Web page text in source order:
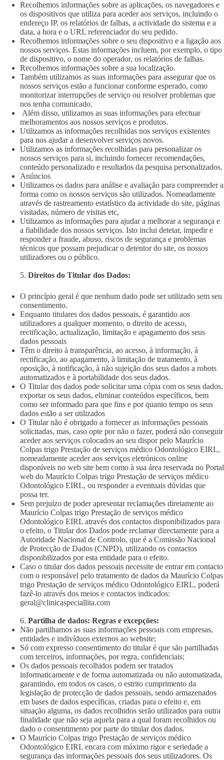
Recolhemos informações sobre as aplicações, os navegadores e
os dispositivos que utiliza para aceder aos serviços, incluindo o
endereço IP, os relatórios de falhas, a actividade do sistema e a
data, a hora e o URL referenciador do seu pedido.
Recolhemos informações sobre o seu dispositivo e a ligação aos
nossos serviços. Estas informações incluem, por exemplo, o tipo
de dispositivo, o nome do operador, os relatórios de falhas.
Recolhemos informações sobre a sua localização.
Também utilizamos as suas informações para assegurar que os
nossos serviços estão a funcionar conforme esperado, como
monitorizar interrupções de serviço ou resolver problemas que
nos tenha comunicado.
Além disso, utilizamos as suas informações para efectuar
melhoramentos aos nossos serviços e produtos.
Utilizamos as informações recolhidas nos serviços existentes
para nos ajudar a desenvolver serviços novos.
Utilizamos as informações recolhidas para personalizar os
nossos serviços para si, incluindo fornecer recomendações,
conteúdo personalizado e resultados da pesquisa personalizados.
Anúncios
Utilizamos os dados para análise e avaliação para compreender a
forma como os nossos serviços são utilizados. Nomeadamente
através de rastreamento estatístico da actividade do site, páginas
visitadas, número de visitas etc,
Utilizamos as informações para ajudar a melhorar a segurança e
a fiabilidade dos nossos serviços. Isto inclui detetar, impedir e
responder a fraude, abuso, riscos de segurança e problemas
técnicos que possam prejudicar o detentor do site, os nossos
utilizadores ou o público.
5. Direitos do Titular dos Dados:
O princípio geral é que nenhum dado pode ser utilizado sem seu
consentimento.
Enquanto titulares dos dados pessoais, é garantido aos
utilizadores a qualquer momento, o direito de acesso,
rectificação, actualização, limitação e apagamento dos seus
dados pessoais
Têm o direito à transparência, ao acesso, à informação, à
rectificação, ao apagamento, à limitação de tratamento, à
oposição, à notificação, à não sujeição dos seus dados a robots
automatizados e à portabilidade dos seus dados.
O Titular dos dados pode solicitar uma cópia com os seus dados,
exportar os seus dados, eliminar conteúdos específicos, bem
como ser informado para que fins e por quanto tempo os seus
dados estão a ser utilizados
O Titular não é obrigado a fornecer as informações pessoais
solicitadas, mas, caso opte por não o fazer, poderá não conseguir
aceder aos serviços colocados ao seu dispor pelo Maurício
Colpas trigo Prestação de serviços médico Odontológico EIRL,
nomeadamente aceder aos serviços eletrónicos online
disponíveis no web site bem como à sua área reservada no Portal
web do Maurício Colpas trigo Prestação de serviços médico
Odontológico EIRL, ou responder a eventuais dúvidas que
possa ter.
Sem prejuízo de poder apresentar reclamações diretamente ao
Maurício Colpas trigo Prestação de serviços médico
Odontológico EIRL através dos contactos disponibilizados para
o efeito, o Titular dos Dados pode reclamar directamente para a
Autoridade Nacional de Controlo, que é a Comissão Nacional
de Protecção de Dados (CNPD), utilizando os contactos
disponibilizados por esta entidade para o efeito.
Caso o titular dos dados pessoais necessite de entrar em contacto
com o responsável pelo tratamento de dados da Maurício Colpas
trigo Prestação de serviços médico Odontológico EIRL, poderá
fazê-lo através dos meios e contactos indicados:
geral@clinicaspeciallita.com
6. Partilha de dados: Regras e excepções:
Não partilhamos as suas informações pessoais com empresas,
entidades e indivíduos externos ao website;
Só com expresso consentimento do titular é que são partilhadas
com terceiros, informações, por regra, confidenciais;
Os dados pessoais recolhidos podem ser tratados
informaticamente e de forma automatizada ou não automatizada,
garantindo, em todos os casos, o estrito cumprimento da
legislação de protecção de dados pessoais, sendo armazenados
em bases de dados específicas, criadas para o efeito e, em
situação alguma, os dados recolhidos serão utilizados para outra
finalidade que não seja aquela para a qual foram recolhidos ou
dado o consentimento por parte do titular dos dados.
O Maurício Colpas trigo Prestação de serviços médico
Odontológico EIRL encara com máximo rigor e seriedade a
segurança das informações pessoais dos seus utilizadores. Os